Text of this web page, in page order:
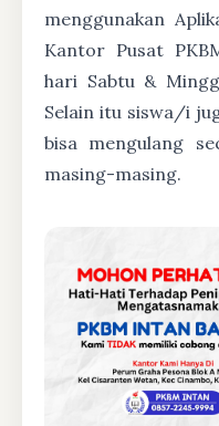
menggunakan
Kantor Pusat
hari Sabtu &
Selain itu siswa/i
bisa mengulang
masing-masing.